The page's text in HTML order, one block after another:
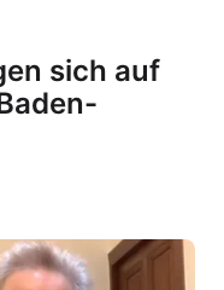
sich auf